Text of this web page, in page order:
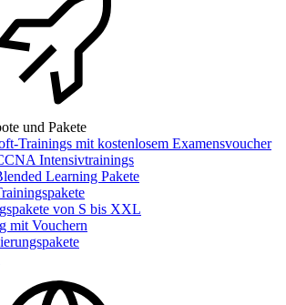
und Pakete
Trainings mit kostenlosem Examensvoucher
Intensivtrainings
Learning Pakete
von S bis XXL
mit Vouchern